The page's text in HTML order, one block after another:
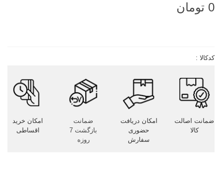
0 تومان
کدکالا :
ضمانت اصالت
کالا
امکان دریافت
حضوری
سفارش
ضمانت
بازگشت 7
روزه
امکان خرید
اقساطی